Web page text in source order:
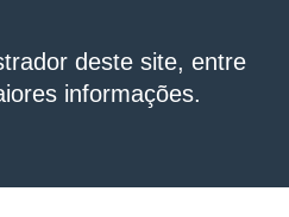
deste site, entre
informações.